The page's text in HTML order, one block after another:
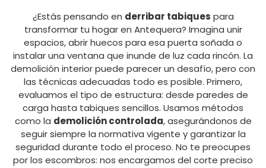
¿Estás pensando en derribar tabiques para
transformar tu hogar en Antequera? Imagina unir
espacios, abrir huecos para esa puerta soñada o
instalar una ventana que inunde de luz cada rincón. La
demolición interior puede parecer un desafío, pero con
las técnicas adecuadas todo es posible. Primero,
evaluamos el tipo de estructura: desde paredes de
carga hasta tabiques sencillos. Usamos métodos
como la demolición controlada, asegurándonos de
seguir siempre la normativa vigente y garantizar la
seguridad durante todo el proceso. No te preocupes
por los escombros: nos encargamos del corte preciso